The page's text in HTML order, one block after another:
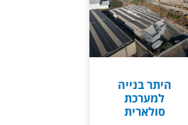
היתר בנייה
למערכת
סולארית